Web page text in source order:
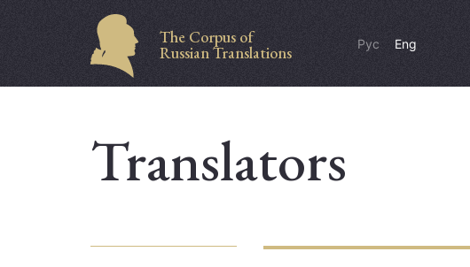
The Corpus of
Russian Translations Рус Eng
Translators